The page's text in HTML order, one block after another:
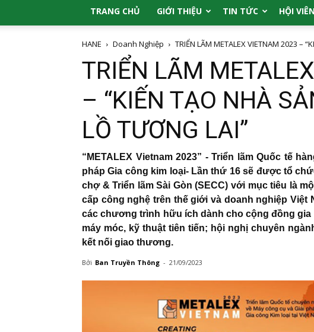
TRANG CHỦ GIỚI THIỆU TIN TỨC HỘI VIÊN
HANE Doanh Nghiệp TRIỂN LÃM METALEX VIETNAM 2023 –
TRIỂN LÃM
– “KIẾN TẠO NHÀ
LỒ TƯƠNG LAI”
“METALEX Vietnam 2023” - Triển lãm Quốc tế
pháp Gia công kim loại- Lần thứ 16 sẽ được tổ
chợ & Triển lãm Sài Gòn (SECC) với mục tiêu là
cấp công nghệ trên thế giới và doanh nghiệp
các chương trình hữu ích dành cho cộng đồng
máy móc, kỹ thuật tiên tiến; hội nghị chuyên
kết nối giao thương.
Bởi Ban Truyền Thông - 21/09/2023